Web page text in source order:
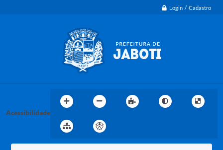
Login / Cadastro
Acessibilidade